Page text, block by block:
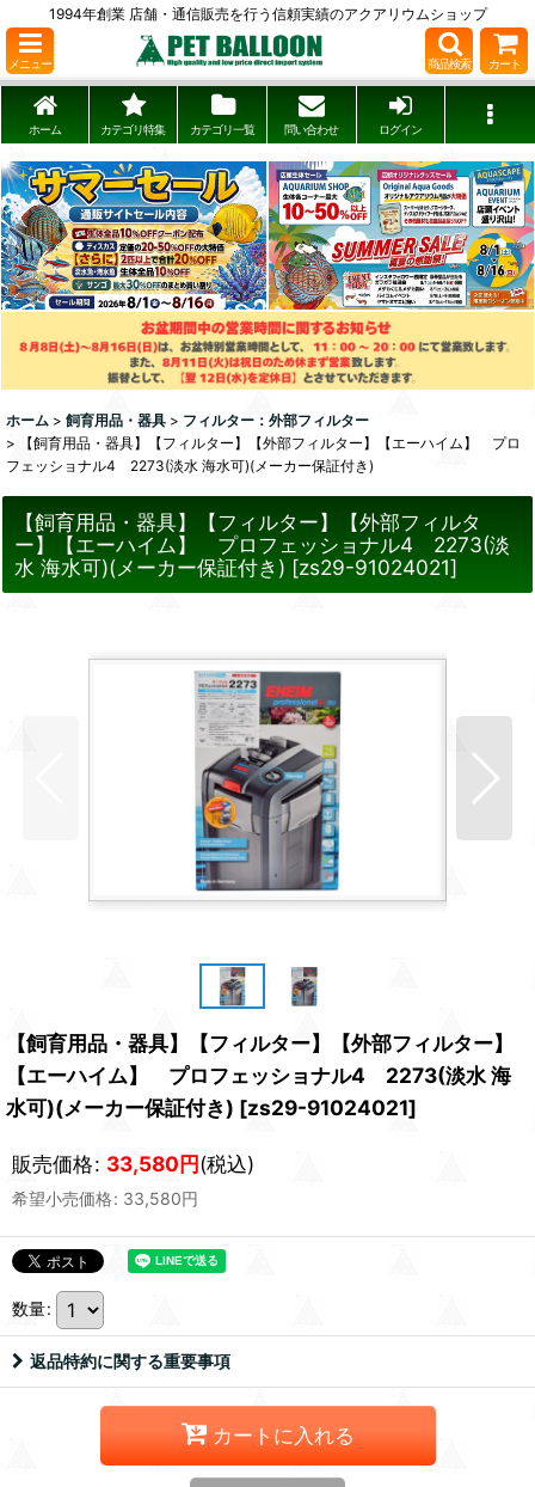
1994年創業 店舗・通信販売を行う信頼実績のアクアリウムショップ
メニュー 商品検索 カート
ホーム カテゴリ特集 カテゴリ一覧 問い合わせ ログイン
ホーム > 飼育用品・器具 > フィルター：外部フィルター
>
【飼育用品・器具】【フィルター】【外部フィルター】【エーハイム】 プロ
フェッショナル4 2273(淡水 海水可)(メーカー保証付き)
【飼育用品・器具】【フィルター】【外部フィルタ
ー】【エーハイム】 プロフェッショナル4 2273(淡
水 海水可)(メーカー保証付き) [zs29-91024021]
【飼育用品・器具】【フィルター】【外部フィルター】
【エーハイム】 プロフェッショナル4 2273(淡水 海
水可)(メーカー保証付き) [zs29-91024021]
販売価格: 33,580円(税込)
希望小売価格: 33,580円
数量:
返品特約に関する重要事項
カートに入れる